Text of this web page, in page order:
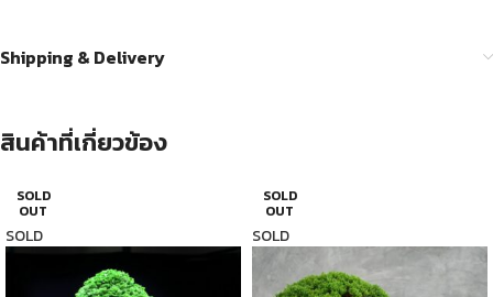
Shipping & Delivery
สินค้าที่เกี่ยวข้อง
SOLD
OUT
SOLD
SOLD
OUT
SOLD